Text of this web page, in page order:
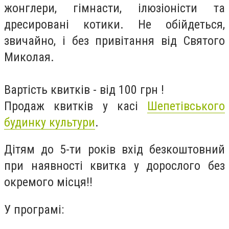
жонглери, гімнасти, ілюзіоністи та
дресировані котики. Не обійдеться,
звичайно, і без привітання від Святого
Миколая.
Вартість квитків - від 100 грн !
Продаж квитків у касі Шепетівського
будинку культури.
Дітям до 5-ти років вхід безкоштовний
при наявності квитка у дорослого без
окремого місця!!
У програмі: